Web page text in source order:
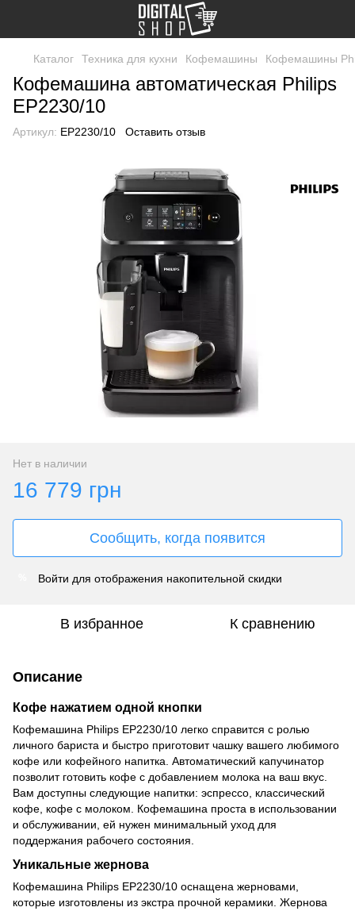
Каталог Техника для кухни Кофемашины Кофемашины
Кофемашина автоматическая Philips
EP2230/10
Артикул: EP2230/10 Оставить отзыв
Нет в наличии
16 779 грн
Сообщить, когда появится
Войти для отображения накопительной скидки
В избранное К сравнению
Описание
Кофе нажатием одной кнопки
Кофемашина Philips EP2230/10 легко справится с ролью
личного бариста и быстро приготовит чашку вашего любимого
кофе или кофейного напитка. Автоматический капучинатор
позволит готовить кофе с добавлением молока на ваш вкус.
Вам доступны следующие напитки: эспрессо, классический
кофе, кофе с молоком. Кофемашина проста в использовании
и обслуживании, ей нужен минимальный уход для
поддержания рабочего состояния.
Уникальные жернова
Кофемашина Philips EP2230/10 оснащена жерновами,
которые изготовлены из экстра прочной керамики. Жернова